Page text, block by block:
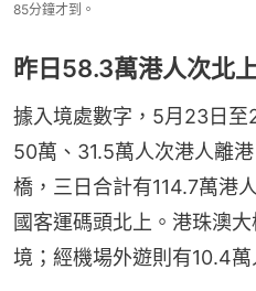
85分鐘才到。
昨日58.3萬港人次北
據入境處數字，5月23日至
50萬、31.5萬人次港人離
橋，三日合計有114.7萬港
國客運碼頭北上。港珠澳
境；經機場外遊則有10.4萬